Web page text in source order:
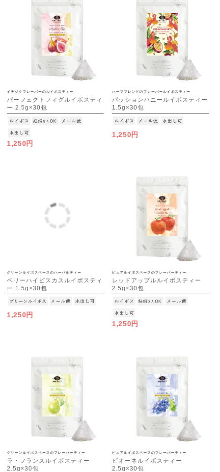
イチジクフレーバーのルイボスティー
パーフェクトフィグルイボスティ
ー 2.5g×30包
[M便 1/3]
1,250円
ハーブブレンドのフレーバールイボスティー
パッションハニールイボスティー
1.5g×30包
[M便 1/3]
1,250円
グリーンルイボスベースのハーバルティー
ベリーハイビスカスルイボスティ
ー 1.5g×30包
[M便 1/3]
1,250円
ピュアルイボスベースのフレーバーティー
レッドアップルルイボスティー
2.5g×30包
[M便 1/3]
1,250円
グリーンルイボスベースのフレーバーティー
ラ・フランスルイボスティー
2.5g×30包
ピュアルイボスベースのフレーバーティー
ピオーネルイボスティー
2.5g×30包